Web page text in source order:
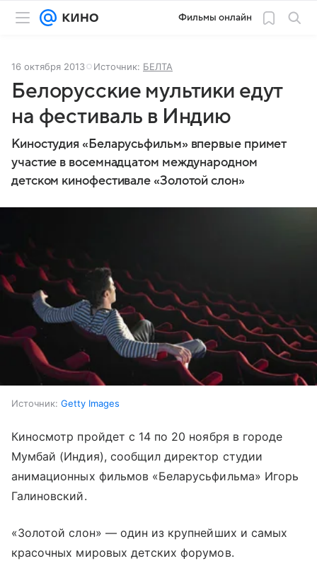
Фильмы онлайн
16 октября 2013 Источник: БЕЛТА
Белорусские мультики едут
на фестиваль в Индию
Киностудия «Беларусьфильм» впервые примет
участие в восемнадцатом международном
детском кинофестивале «Золотой слон»
Источник: Getty Images
Киносмотр пройдет с 14 по 20 ноября в городе
Мумбай (Индия), сообщил директор студии
анимационных фильмов «Беларусьфильма» Игорь
Галиновский.
«Золотой слон» — один из крупнейших и самых
красочных мировых детских форумов.